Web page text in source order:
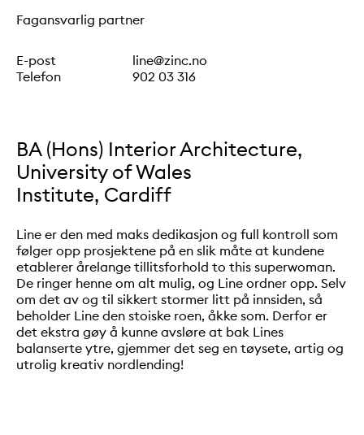
Fagansvarlig partner
Contact info
E-post
line@zinc.no
Telefon
902 03 316
BA (Hons) Interior Architecture,
University of Wales
Institute, Cardiff
Line er den med maks dedikasjon og full kontroll som
følger opp prosjektene på en slik måte at kundene
etablerer årelange tillitsforhold to this superwoman.
De ringer henne om alt mulig, og Line ordner opp. Selv
om det av og til sikkert stormer litt på innsiden, så
beholder Line den stoiske roen, åkke som. Derfor er
det ekstra gøy å kunne avsløre at bak Lines
balanserte ytre, gjemmer det seg en tøysete, artig og
utrolig kreativ nordlending!